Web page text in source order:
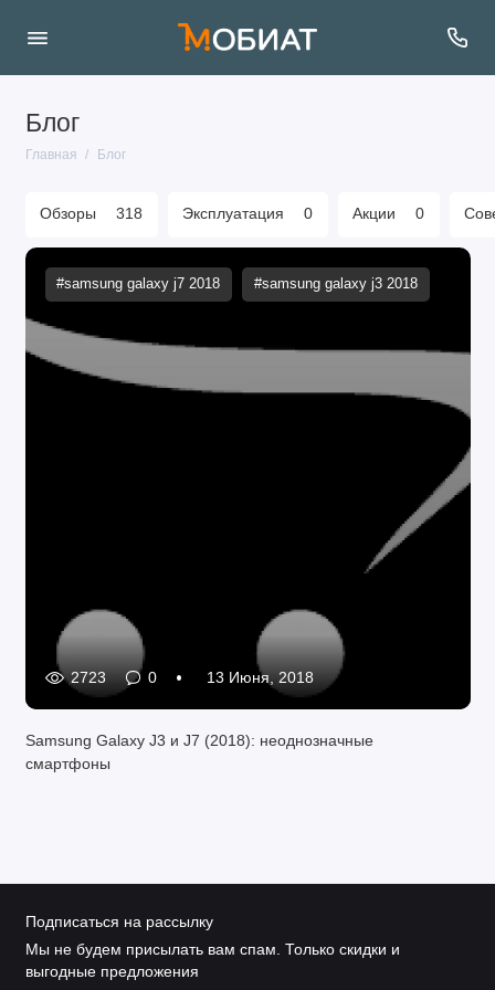
Блог
Главная Блог
Обзоры 318 Эксплуатация 0 Акции 0
#samsung galaxy j7 2018 #samsung galaxy j3 2018
2723 0 13 Июня, 2018
Samsung Galaxy J3 и J7 (2018): неоднозначные
смартфоны
Подписаться на рассылку
Мы не будем присылать вам спам. Только скидки и
выгодные предложения